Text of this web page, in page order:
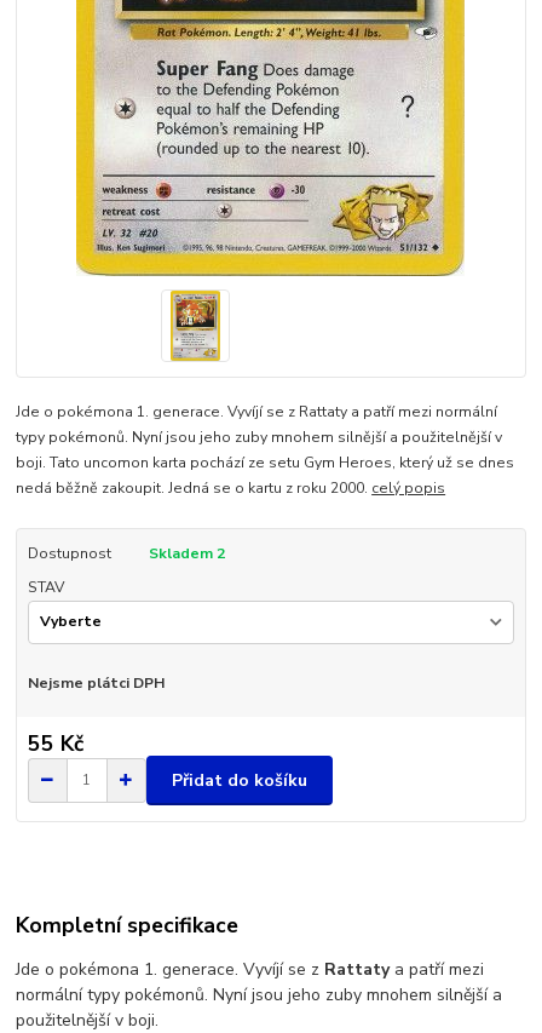
Jde o pokémona 1. generace. Vyvíjí se z Rattaty a patří mezi normální
typy pokémonů. Nyní jsou jeho zuby mnohem silnější a použitelnější v
boji. Tato uncomon karta pochází ze setu Gym Heroes, který už se dnes
nedá běžně zakoupit. Jedná se o kartu z roku 2000. celý popis
Dostupnost
Skladem 2
STAV
Nejsme plátci DPH
55 Kč
Přidat do košíku
Kompletní specifikace
Jde o pokémona 1. generace. Vyvíjí se z Rattatya patří mezi
normální typy pokémonů. Nyní jsou jeho zuby mnohem silnější a
použitelnější v boji.